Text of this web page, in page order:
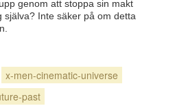
genom att stoppa sin makt
själva? Inte säker på om detta
x-men-cinematic-universe
past